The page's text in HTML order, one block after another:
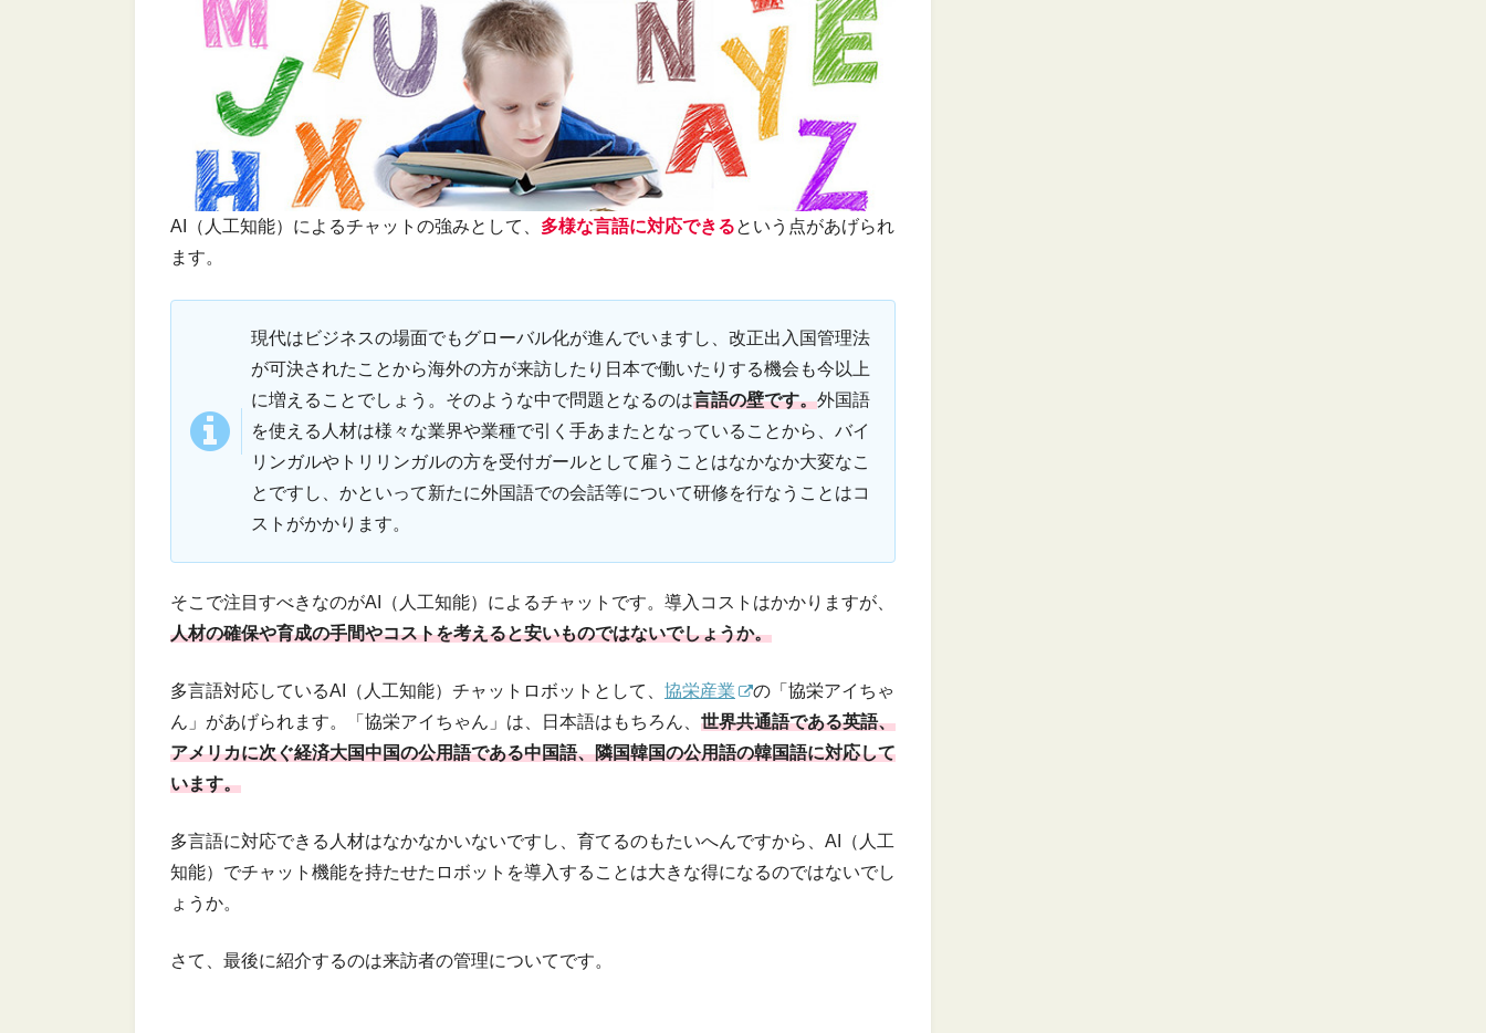
AI（人工知能）によるチャットの強みとして、 多様な言語に対応できるという点があげられ
ます。
現代はビジネスの場面でもグローバル化が進んでいますし、改正出入国管理法
が可決されたことから海外の方が来訪したり日本で働いたりする機会も今以上
に増えることでしょう。そのような中で問題となるのは言語の壁です。外国語
を使える人材は様々な業界や業種で引く手あまたとなっていることから、バイ
リンガルやトリリンガルの方を受付ガールとして雇うことはなかなか大変なこ
とですし、かといって新たに外国語での会話等について研修を行なうことはコ
ストがかかります。
そこで注目すべきなのがAI（人工知能）によるチャットです。導入コストはかかりますが、
人材の確保や育成の手間やコストを考えると安いものではないでしょうか。
多言語対応しているAI（人工知能）チャットロボットとして、 協栄産業
の「協栄アイちゃ
ん」があげられます。「協栄アイちゃん」は、日本語はもちろん、 世界共通語である英語、
アメリカに次ぐ経済大国中国の公用語である中国語、隣国韓国の公用語の韓国語に対応して
います。
多言語に対応できる人材はなかなかいないですし、育てるのもたいへんですから、AI（人工
知能）でチャット機能を持たせたロボットを導入することは大きな得になるのではないでし
ょうか。
さて、最後に紹介するのは来訪者の管理についてです。